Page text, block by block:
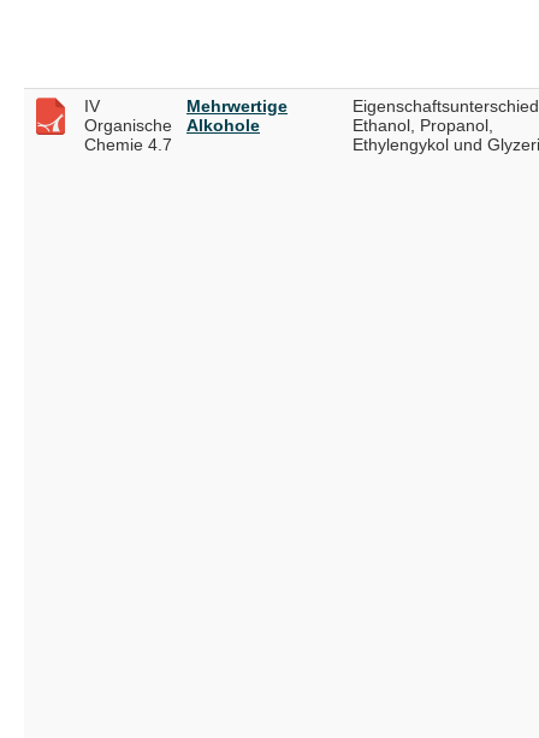
IV
Organische
Chemie 4.7
Mehrwertige
Alkohole
Ethanol, Propanol,
Ethylengykol und